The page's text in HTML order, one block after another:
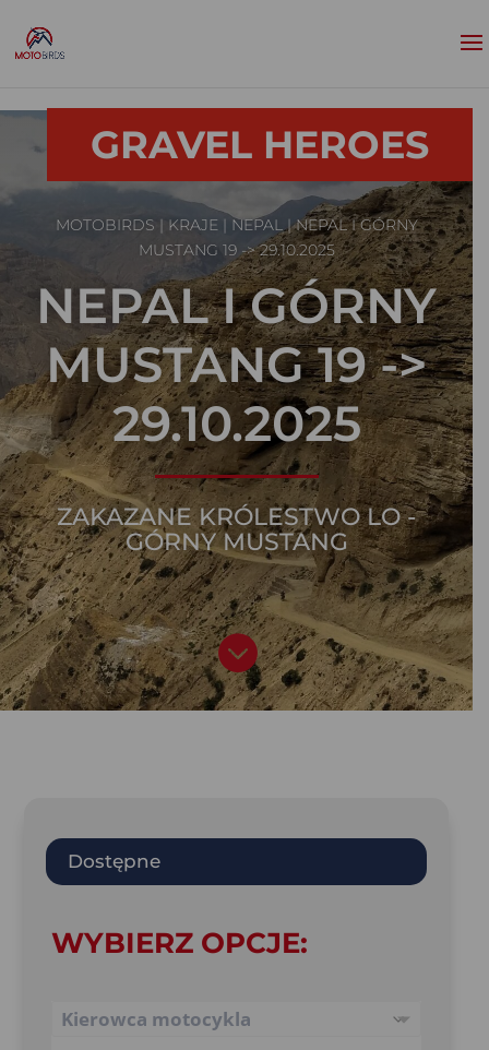
GRAVEL HEROES
MOTOBIRDS | KRAJE| NEPAL| NEPAL I GÓRNY
MUSTANG 19 -> 29.10.2025
NEPAL I GÓRNY
MUSTANG 19 ->
29.10.2025
ZAKAZANE KRÓLESTWO LO -
GÓRNY MUSTANG

Dostępne
WYBIERZ OPCJE: